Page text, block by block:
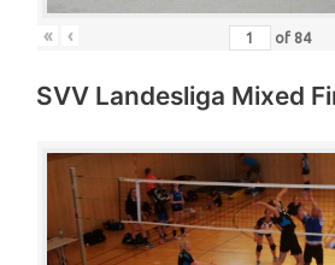
« ‹ of 84
SVV Landesliga Mixed